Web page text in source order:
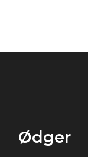
Ødger